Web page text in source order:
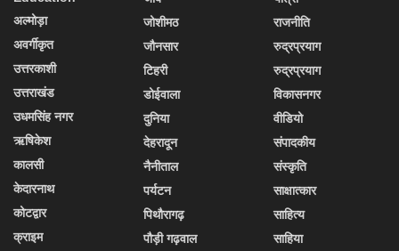
अल्मोड़ा
अवर्गीकृत
उत्तरकाशी
उत्तराखंड
उधमसिंह नगर
ऋषिकेश
कालसी
केदारनाथ
कोटद्वार
क्राइम
जोशीमठ
जौनसार
टिहरी
डोईवाला
दुनिया
देहरादून
नैनीताल
पर्यटन
पिथौरागढ़
पौड़ी गढ़वाल
राजनीति
रुद्रप्रयाग
रुद्रप्रयाग
विकासनगर
वीडियो
संपादकीय
संस्कृति
साक्षात्कार
साहित्य
साहिया